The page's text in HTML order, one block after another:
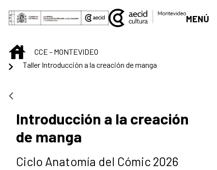
Saltar al contenido principal
MENÚ
INICIOCCE - MONTEVIDEO
Taller Introducción a la creación de manga
Introducción a la creación
de manga
Ciclo Anatomía del Cómic 2026